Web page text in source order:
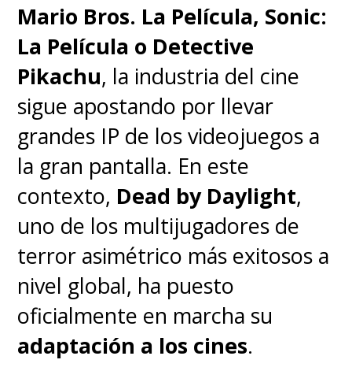
Mario Bros. La Película, Sonic:
La Película o Detective
Pikachu, la industria del cine
sigue apostando por llevar
grandes IP de los videojuegos a
la gran pantalla. En este
contexto, Dead by Daylight,
uno de los multijugadores de
terror asimétrico más exitosos a
nivel global, ha puesto
oficialmente en marcha su
adaptación a los cines.